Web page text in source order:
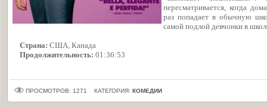
пересматривается, когда
раз попадает в обычную
самой подлой девчонки в
Страна: США, Канада
Продолжительность: 01:36:53
ПРОСМОТРОВ: 1271 КАТЕГОРИЯ: КОМЕДИИ